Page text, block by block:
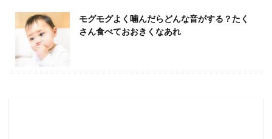
モグモグよく噛んだらどんな音がする？たく
さん食べておおきくなあれ